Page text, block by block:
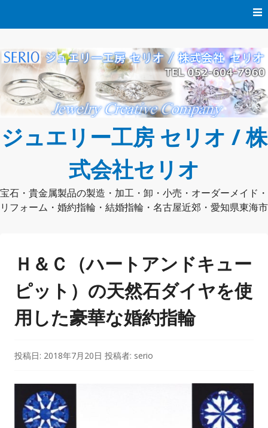
ン
ツ
へ
ス
キ
ジュエリー工房 セリオ / 株
式会社セリオ
宝石・貴金属製品の製造・加工・卸・小売・オーダーメイド・
リフォーム・婚約指輪・結婚指輪・名古屋近郊・愛知県東海市
Ｈ＆Ｃ（ハートアンドキュー
ピット）の天然石ダイヤを使
用した豪華な婚約指輪
投稿日: 2018年7月20日 投稿者: serio